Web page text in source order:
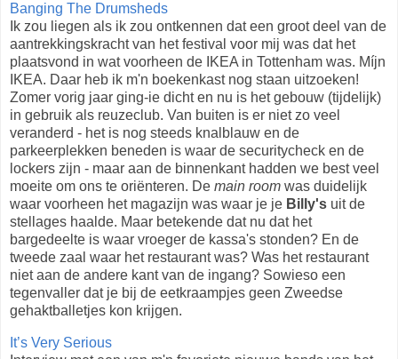
Banging The Drumsheds
Ik zou liegen als ik zou ontkennen dat een groot deel van de
aantrekkingskracht van het festival voor mij was dat het
plaatsvond in wat voorheen de IKEA in Tottenham was. Míjn
IKEA. Daar heb ik m'n boekenkast nog staan uitzoeken!
Zomer vorig jaar ging-ie dicht en nu is het gebouw (tijdelijk)
in gebruik als reuzeclub. Van buiten is er niet zo veel
veranderd - het is nog steeds knalblauw en de
parkeerplekken beneden is waar de securitycheck en de
lockers zijn - maar aan de binnenkant hadden we best veel
moeite om ons te oriënteren. De main room was duidelijk
waar voorheen het magazijn was waar je je Billy's uit de
stellages haalde. Maar betekende dat nu dat het
bargedeelte is waar vroeger de kassa's stonden? En de
tweede zaal waar het restaurant was? Was het restaurant
niet aan de andere kant van de ingang? Sowieso een
tegenvaller dat je bij de eetkraampjes geen Zweedse
gehaktballetjes kon krijgen.
It’s Very Serious